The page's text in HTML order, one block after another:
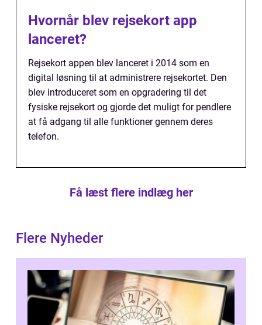
Hvornår blev rejsekort app
lanceret?
Rejsekort appen blev lanceret i 2014 som en
digital løsning til at administrere rejsekortet. Den
blev introduceret som en opgradering til det
fysiske rejsekort og gjorde det muligt for pendlere
at få adgang til alle funktioner gennem deres
telefon.
Få læst flere indlæg her
Flere Nyheder